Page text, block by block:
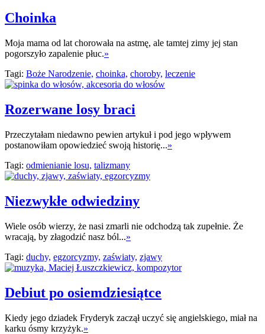
Choinka
Moja mama od lat chorowała na astmę, ale tamtej zimy jej stan
pogorszyło zapalenie płuc.»
Tagi: Boże Narodzenie, choinka, choroby, leczenie
Rozerwane losy braci
Przeczytałam niedawno pewien artykuł i pod jego wpływem
postanowiłam opowiedzieć swoją historię...»
Tagi: odmienianie losu, talizmany
Niezwykłe odwiedziny
Wiele osób wierzy, że nasi zmarli nie odchodzą tak zupełnie. Że
wracają, by złagodzić nasz ból...»
Tagi: duchy, egzorcyzmy, zaświaty, zjawy
Debiut po osiemdziesiątce
Kiedy jego dziadek Fryderyk zaczął uczyć się angielskiego, miał na
karku ósmy krzyżyk.»